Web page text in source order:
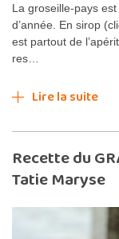
La groseille-pays
d’année. En sirop
est partout de
res…
Lire la suite
Recette du
Tatie Maryse